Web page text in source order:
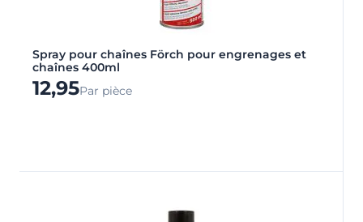
Spray pour chaînes Förch pour engrenages et
chaînes 400ml
12,95Par pièce